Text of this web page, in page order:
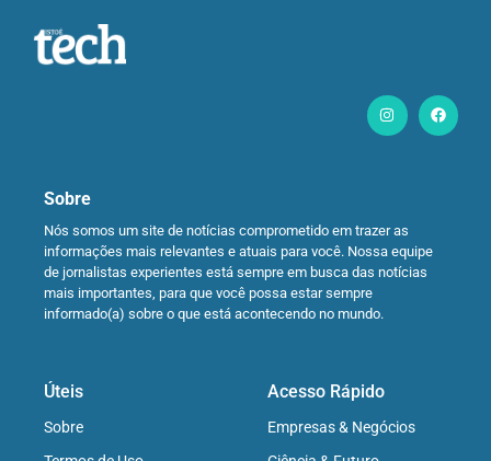
Sobre
Nós somos um site de notícias comprometido em trazer as
informações mais relevantes e atuais para você. Nossa equipe
de jornalistas experientes está sempre em busca das notícias
mais importantes, para que você possa estar sempre
informado(a) sobre o que está acontecendo no mundo.
Úteis
Sobre
Acesso Rápido
Empresas & Negócios